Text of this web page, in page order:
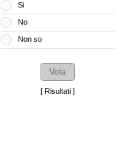
Si
No
Non so
[ Risultati ]